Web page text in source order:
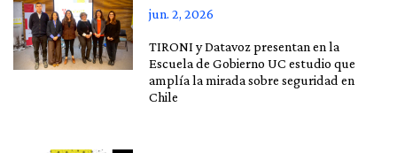
jun. 2, 2026
TIRONI y Datavoz presentan en la
Escuela de Gobierno UC estudio que
amplía la mirada sobre seguridad en
Chile